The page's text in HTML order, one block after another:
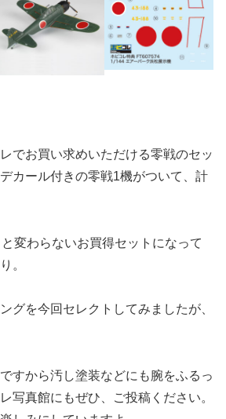
でお買い求めいただける零戦のセッ
カール付きの零戦1機がついて、計
変わらないお買得セットになって
。
グを今回セレクトしてみましたが、
すから汚し塗装などにも腕をふるっ
写真館にもぜひ、ご投稿ください。